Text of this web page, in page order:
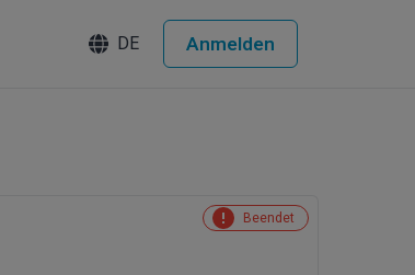
DE Anmelden
Beendet